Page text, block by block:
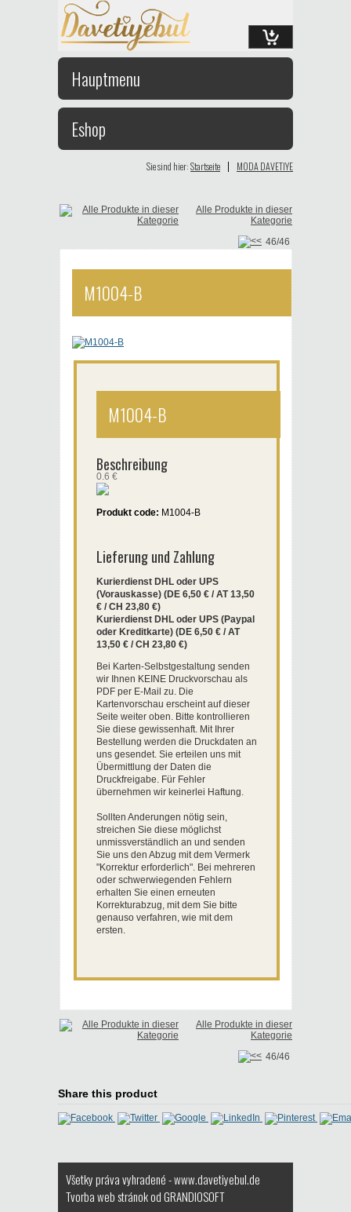
Hauptmenu
Eshop
Sie sind hier:Startseite | MODA DAVETIYE
Alle Produkte in dieser
Kategorie
46/46
M1004-B
M1004-B
Beschreibung
0.6 €
Produkt code: M1004-B
Lieferung und Zahlung
Kurierdienst DHL oder UPS
(Vorauskasse) (DE 6,50 € / AT 13,50
€ / CH 23,80 €)
Kurierdienst DHL oder UPS (Paypal
oder Kreditkarte) (DE 6,50 € / AT
13,50 € / CH 23,80 €)
Bei Karten-Selbstgestaltung senden
wir Ihnen KEINE Druckvorschau als
PDF per E-Mail zu. Die
Kartenvorschau erscheint auf dieser
Seite weiter oben. Bitte kontrollieren
Sie diese gewissenhaft. Mit Ihrer
Bestellung werden die Druckdaten an
uns gesendet. Sie erteilen uns mit
Übermittlung der Daten die
Druckfreigabe. Für Fehler
übernehmen wir keinerlei Haftung.
Sollten Anderungen nötig sein,
streichen Sie diese möglichst
unmissverständlich an und senden
Sie uns den Abzug mit dem Vermerk
"Korrektur erforderlich". Bei mehreren
oder schwerwiegenden Fehlern
erhalten Sie einen erneuten
Korrekturabzug, mit dem Sie bitte
genauso verfahren, wie mit dem
ersten.
Alle Produkte in dieser
Kategorie
46/46
Share this product
Všetky práva vyhradené - www.davetiyebul.de
Tvorba web stránokod GRANDIOSOFT